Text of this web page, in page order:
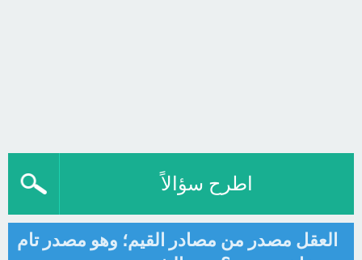
اطرح سؤالاً
العقل مصدر من مصادر القيم؛ وهو مصدر تام